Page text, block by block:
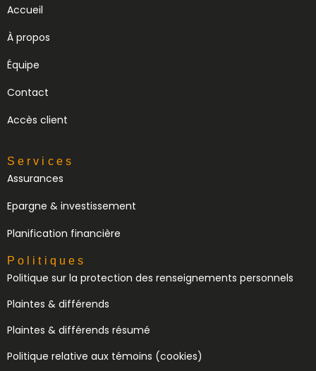
Accueil
À propos
Équipe
Contact
Accès client
Services
Assurances
Epargne & investissement
Planification financière
Politiques
Politique sur la protection des renseignements personnels
Plaintes & différends
Plaintes & différends résumé
Politique relative aux témoins (cookies)